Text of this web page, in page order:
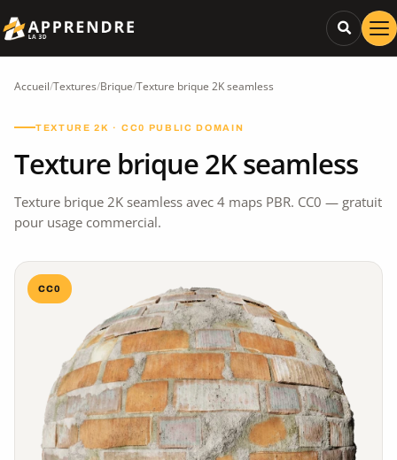
Accueil/Textures/Brique/Texture brique 2K seamless
TEXTURE 2K · CC0 PUBLIC DOMAIN
Texture brique 2K seamless
Texture brique 2K seamless avec 4 maps PBR. CC0 — gratuit
pour usage commercial.
CC0